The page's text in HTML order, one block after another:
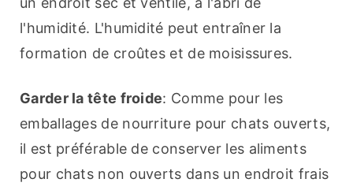
l'humidité. L'humidité peut entraîner la
formation de croûtes et de moisissures.
Garder la tête froide: Comme pour les
emballages de nourriture pour chats ouverts,
il est préférable de conserver les aliments
pour chats non ouverts dans un endroit frais